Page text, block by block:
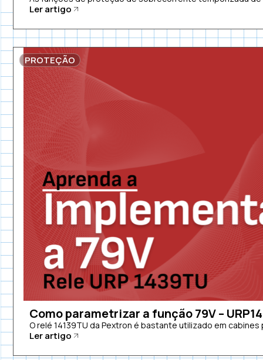
Ler artigo
PROTEÇÃO
Como parametrizar a função 79V –
O relé 14139TU da Pextron é bastante utilizado em cabines
Ler artigo